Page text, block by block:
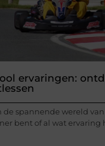
ervaringen:
de spannende wereld
bent of al wat ervaring